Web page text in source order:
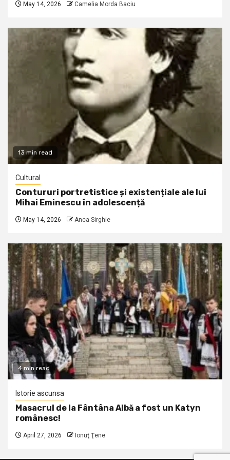
May 14, 2026 Camelia Morda Baciu
13 min read
Cultural
Contururi portretistice și existențiale ale lui
Mihai Eminescu în adolescență
May 14, 2026 Anca Sirghie
4 min read
Istorie ascunsa
Masacrul de la Fântâna Albă a fost un Katyn
românesc!
April 27, 2026 Ionuţ Ţene